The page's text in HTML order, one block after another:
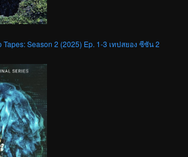
Tapes: Season 2 (2025) Ep. 1-3 เทปสยอง ซีซัน 2